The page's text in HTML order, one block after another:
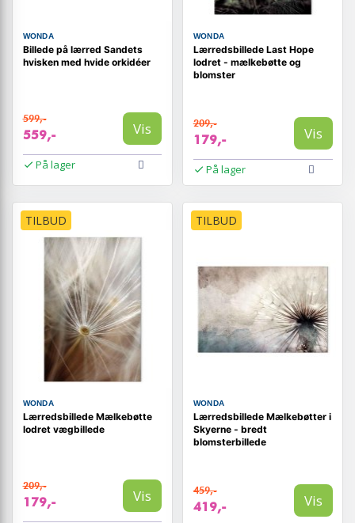
WONDA
Billede på lærred Sandets
hvisken med hvide orkidéer
599,-
559,- Vis
På lager
WONDA
Lærredsbillede Last Hope
lodret - mælkebøtte og
blomster
209,-
179,- Vis
På lager
TILBUD
WONDA
Lærredsbillede Mælkebøtte
lodret vægbillede
209,-
179,- Vis
TILBUD
WONDA
Lærredsbillede Mælkebøtter i
Skyerne - bredt
blomsterbillede
459,-
419,- Vis